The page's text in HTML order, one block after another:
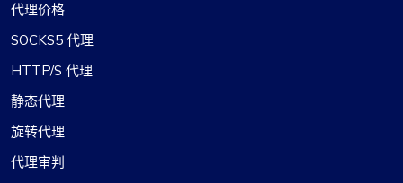
优质服务和有竞争力的价格
在我看来，Proxycompass.com 是最好的代理提供
商，以优惠的价格提供优质的服务。他们的代理非
常可靠和值得信赖，价格也很公道。用户界面简
代理价格
SOCKS5 代理
HTTP/S 代理
静态代理
旋转代理
代理审判